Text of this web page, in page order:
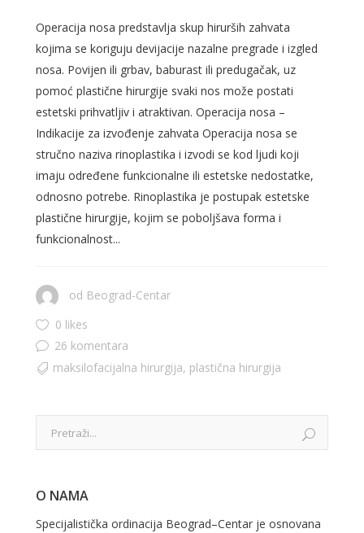
Operacija nosa predstavlja skup hirurših zahvata
kojima se koriguju devijacije nazalne pregrade i izgled
nosa. Povijen ili grbav, baburast ili predugačak, uz
pomoć plastične hirurgije svaki nos može postati
estetski prihvatljiv i atraktivan. Operacija nosa –
Indikacije za izvođenje zahvata Operacija nosa se
stručno naziva rinoplastika i izvodi se kod ljudi koji
imaju određene funkcionalne ili estetske nedostatke,
odnosno potrebe. Rinoplastika je postupak estetske
plastične hirurgije, kojim se poboljšava forma i
funkcionalnost...
od Beograd-Centar
0 likes
26 komentara
maksilofacijalna hirurgija, plastična hirurgija
O NAMA
Specijalistička ordinacija Beograd–Centar je osnovana